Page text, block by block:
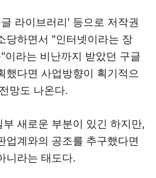
라이브러리' 등으로 저작권
당하면서 "인터넷이라는 장
이라는 비난까지 받았던 구글
했다면 사업방향이 획기적으
망도 나온다.
새로운 부분이 있긴 하지만,
업계와의 공조를 추구했다면
니라는 태도다.